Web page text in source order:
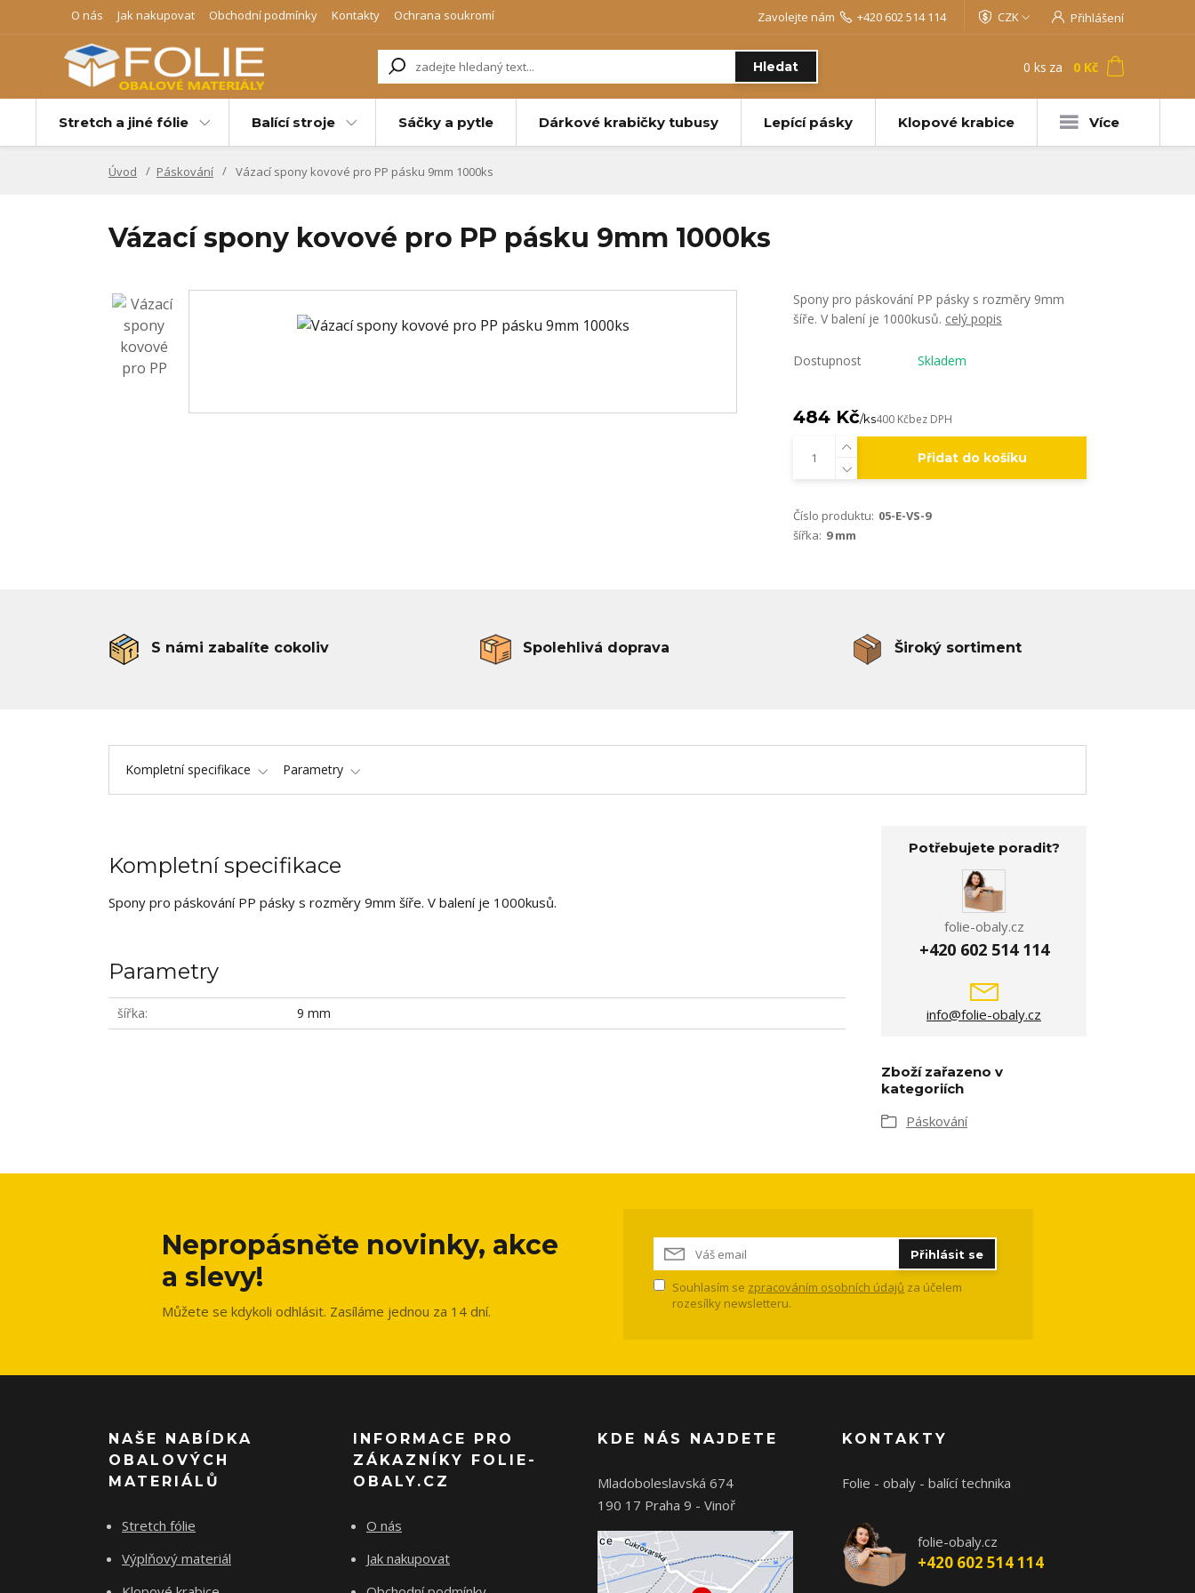
O nás Jak nakupovat Obchodní podmínky Kontakty Ochrana soukromí CZK Přihlášení
Hledat
Zavolejte nám +420 602 514 114
0 ks za 0 Kč
Stretch a jiné fólie Balící stroje Sáčky a pytle Dárkové krabičky tubusy Lepící pásky Klopové krabice Více
Úvod Páskování Vázací spony kovové pro PP pásku 9mm 1000ks
Vázací spony kovové pro PP pásku 9mm 1000ks
Spony pro páskování PP pásky s rozměry 9mm
šíře. V balení je 1000kusů. celý popis
Dostupnost Skladem
484 Kč/ks400 Kčbez DPH
Přidat do košíku
Číslo produktu: 05-E-VS-9
šířka: 9 mm
S námi zabalíte cokoliv Spolehlivá doprava Široký sortiment
Kompletní specifikace Parametry
Kompletní specifikace
Spony pro páskování PP pásky s rozměry 9mm šíře. V balení je 1000kusů.
Parametry
šířka 9 mm
Potřebujete poradit?
folie-obaly.cz
+420 602 514 114
info@folie-obaly.cz
Zboží zařazeno v
kategoriích
Páskování
Nepropásněte novinky, akce
a slevy!
Můžete se kdykoli odhlásit. Zasíláme jednou za 14 dní.
Přihlásit se
Souhlasím se zpracováním osobních údajů za účelem
rozesílky newsletteru.
NAŠE NABÍDKA
OBALOVÝCH
MATERIÁLŮ
Stretch fólie
Výplňový materiál
INFORMACE PRO
ZÁKAZNÍKY FOLIE-
OBALY.CZ
O nás
Jak nakupovat
KDE NÁS NAJDETE
Mladoboleslavská 674
190 17 Praha 9 - Vinoř
KONTAKTY
Folie - obaly - balící technika
folie-obaly.cz
+420 602 514 114